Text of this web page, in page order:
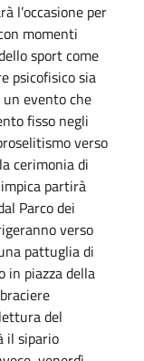
l’occasione per
momenti
sport come
psicofisico sia
evento che
fisso negli
verso
cerimonia di
partirà
Parco dei
verso
pattuglia di
in piazza della
del
il sipario